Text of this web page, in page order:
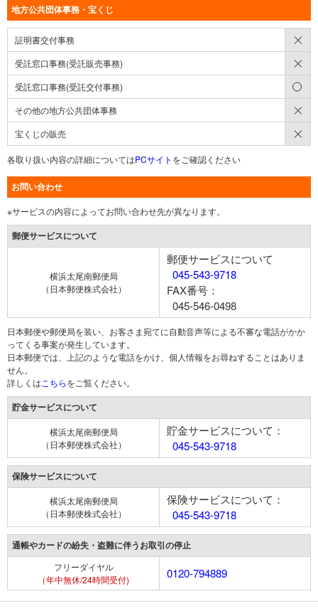
地方公共団体事務・宝くじ
証明書交付事務
受託窓口事務(受託販売事務)
受託窓口事務(受託交付事務)
その他の地方公共団体事務
宝くじの販売
各取り扱い内容の詳細についてはPCサイト をご確認ください
お問い合わせ
※サービスの内容によってお問い合わせ先が異なります。
郵便サービスについて
横浜太尾南郵便局
（日本郵便株式会社）
郵便サービスについて
045-543-9718
FAX番号：
045-546-0498
日本郵便や郵便局を装い、お客さま宛てに自動音声等による不審な電話がかか
ってくる事案が発生しています。
日本郵便では、上記のような電話をかけ、個人情報をお尋ねすることはありま
せん。
詳しくは こちらをご覧ください。
貯金サービスについて
横浜太尾南郵便局
（日本郵便株式会社）
貯金サービスについて：
045-543-9718
保険サービスについて
横浜太尾南郵便局
（日本郵便株式会社）
保険サービスについて：
045-543-9718
通帳やカードの紛失・盗難に伴うお取引の停止
フリーダイヤル
（年中無休/24時間受付)
0120-794889